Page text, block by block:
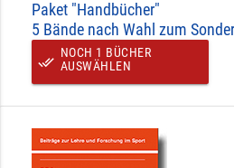
Paket "Handbücher"
5 Bände nach Wahl zum
done_all
NOCH 1 BÜCHER
AUSWÄHLEN